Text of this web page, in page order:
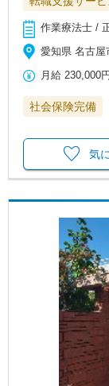
作業療法士 /
愛知県 名古
月給 230,000円
社会保険完備
気